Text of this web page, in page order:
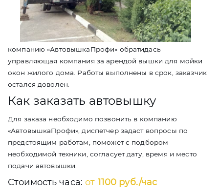
компанию «АвтовышкаПрофи» обратидась
управляющая компания за арендой вышки для мойки
окон жилого дома. Работы выполнены в срок, заказчик
остался доволен.
Как заказать автовышку
Для заказа необходимо позвонить в компанию
«АвтовышкаПрофи», диспетчер задаст вопросы по
предстоящим работам, поможет с подбором
необходимой техники, согласует дату, время и место
подачи автовышки.
Стоимость часа: от 1100 руб./час